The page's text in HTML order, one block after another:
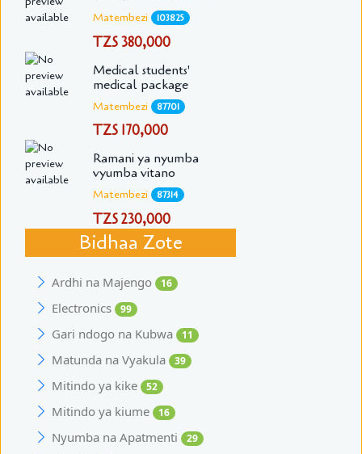
Matembezi 103825
TZS 380,000
Medical students'
medical package
Matembezi 87701
TZS 170,000
Ramani ya nyumba
vyumba vitano
Matembezi 87314
TZS 230,000
Bidhaa Zote
Ardhi na Majengo 16
Electronics 99
Gari ndogo na Kubwa 11
Matunda na Vyakula 39
Mitindo ya kike 52
Mitindo ya kiume 16
Nyumba na Apatmenti 29